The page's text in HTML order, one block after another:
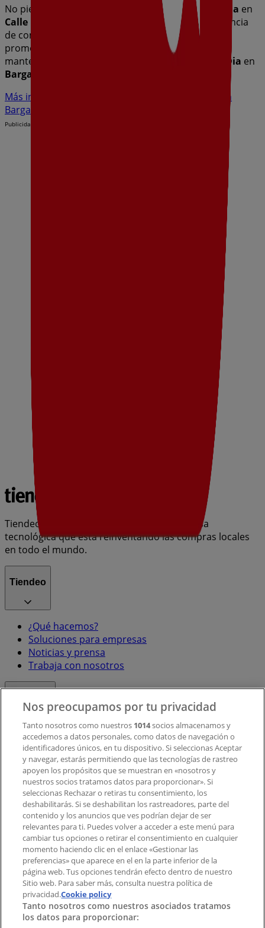
No pierdas la oportunidad de visitar la tienda de
Dia en
Calle Procesiones, 5
para disfrutar de una experiencia
de compra completa. Te invitamos a explorar las
promociones que tenemos para ti este
mantenerte informado de las mejores ofertas de
Dia en
Bargas
Más información de Dia
Ver otras tiendas de Dia en
Bargas
Publicidad
Tiendeo forma parte de Shopfully, la empresa
tecnológica que está reinventando las compras locales
en todo el mundo.
Tiendeo
¿Qué hacemos?
Soluciones para empresas
Noticias y prensa
Trabaja con nosotros
Contacto comercial y de marketing
Tienda mal colocada en el mapa
Notificar un folleto
¿Encontraste un problema en la web o en la
aplicación?
Índices
Marcas
Marcas locales
Negocios
Negocios cercanos
Productos
Nos preocupamos por tu privacidad
Tanto nosotros como nuestros 1014socios almacenamos y
accedemos a datos personales, como datos de navegación o
identificadores únicos, en tu dispositivo. Si seleccionas Aceptar
y navegar, estarás permitiendo que las tecnologías de rastreo
apoyen los propósitos que se muestran en «nosotros y
nuestros socios tratamos datos para proporcionar». Si
seleccionas Rechazar o retiras tu consentimiento, los
deshabilitarás. Si se deshabilitan los rastreadores, parte del
contenido y los anuncios que ves podrían dejar de ser
relevantes para ti. Puedes volver a acceder a este menú para
cambiar tus opciones o retirar el consentimiento en cualquier
momento haciendo clic en el enlace «Gestionar las
preferencias» que aparece en el en la parte inferior de la
página web. Tus opciones tendrán efecto dentro de nuestro
Sitio web. Para saber más, consulta nuestra política de
privacidad.Cookie policy
Tanto nosotros como nuestros asociados tratamos
los datos para proporcionar: